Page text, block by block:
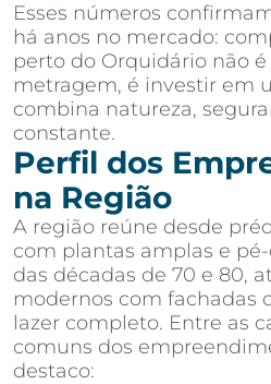
Esses números
há anos no mercado:
perto do Orquidário não
metragem, é investir em
combina natureza,
constante.
Perfil dos
na Região
A região reúne desde
com plantas amplas e
das décadas de 70 e 80,
modernos com fachadas
lazer completo. Entre as
comuns dos
destaco: